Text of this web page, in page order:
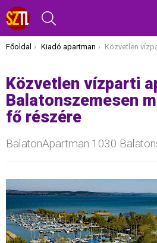
Itt vagy most:
Főoldal Kiadó apartman Közvetlen vízparti apartman Balatonszemesen medencével
Közvetlen vízparti
Balatonszemesen
fő részére
BalatonApartman 1030